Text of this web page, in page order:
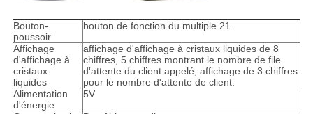
Bouton-
poussoir
bouton de fonction du multiple 21
Affichage
d'affichage à
cristaux
liquides
affichage d'affichage à cristaux liquides de 8
chiffres, 5 chiffres montrant le nombre de file
d'attente du client appelé, affichage de 3 chiffres
pour le nombre d'attente de client.
Alimentation
d'énergie
5V